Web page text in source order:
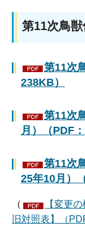
第11次鳥
第11次
238KB）
第11次
月）（PDF
第11次
25年10月）
（ 【変更
旧対照表】（